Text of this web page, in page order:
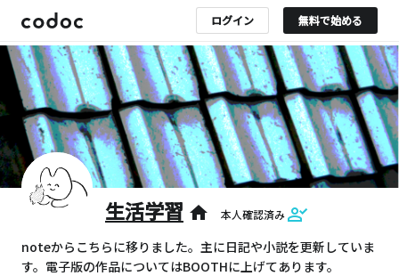
ログイン 無料で始める
生活学習 home 本人確認済み
noteからこちらに移りました。主に日記や小説を更新していま
す。電子版の作品についてはBOOTHに上げてあります。